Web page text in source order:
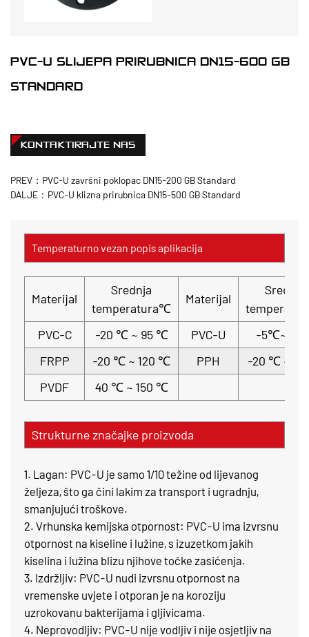
PVC-U SLIJEPA PRIRUBNICA DN15-600 GB
STANDARD
KONTAKTIRAJTE NAS
PREV：PVC-U završni poklopac DN15-200 GB Standard
DALJE：PVC-U klizna prirubnica DN15-500 GB Standard
Temperaturno vezan popis aplikacija
Materijal
Srednja
temperatura℃
Materijal
Srednja
PVC-C
-20 ℃ ~ 95 ℃ PVC-U
-5℃~
FRPP
-20 ℃ ~ 120 ℃ PPH
-20 ℃ ~
PVDF
40 ℃ ~ 150 ℃
Strukturne značajke proizvoda
1. Lagan: PVC-U je samo 1/10 težine od lijevanog
željeza, što ga čini lakim za transport i ugradnju,
smanjujući troškove.
2. Vrhunska kemijska otpornost: PVC-U ima izvrsnu
otpornost na kiseline i lužine, s izuzetkom jakih
kiselina i lužina blizu njihove točke zasićenja.
3. Izdržljiv: PVC-U nudi izvrsnu otpornost na
vremenske uvjete i otporan je na koroziju
uzrokovanu bakterijama i gljivicama.
4. Neprovodljiv: PVC-U nije vodljiv i nije osjetljiv na